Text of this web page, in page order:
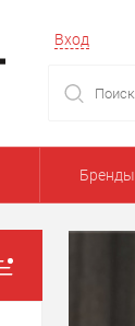
Вход
Бренды